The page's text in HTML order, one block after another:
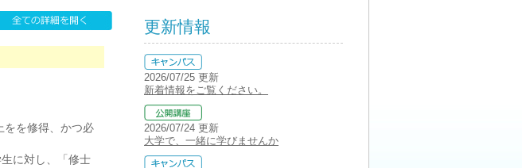
をを修得、かつ必
に対し、「修士
更新情報
2026/07/25 更新
新着情報をご覧ください。
2026/07/24 更新
大学で、一緒に学びませんか